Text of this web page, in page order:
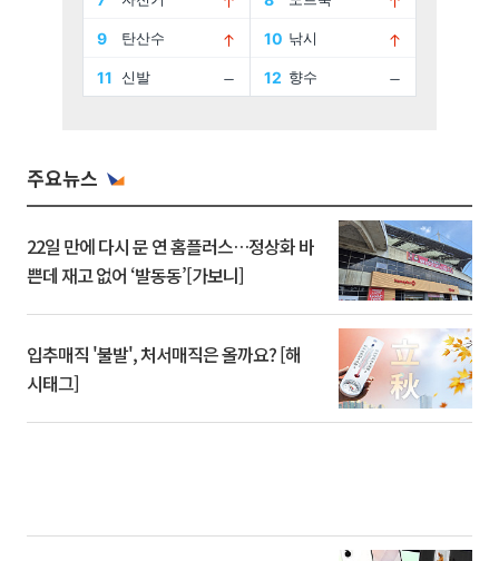
주요뉴스
22일 만에 다시 문 연 홈플러스…정상화 바
쁜데 재고 없어 ‘발동동’[가보니]
입추매직 '불발', 처서매직은 올까요? [해
시태그]